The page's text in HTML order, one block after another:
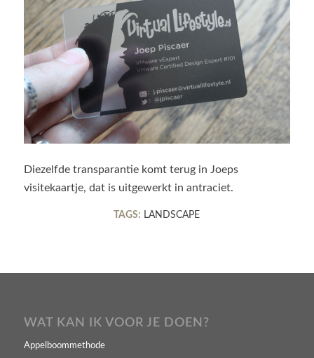
Diezelfde transparantie komt terug in Joeps
visitekaartje, dat is uitgewerkt in antraciet.
TAGS: LANDSCAPE
WAT KAN IK VOOR JE DOEN?
Appelboommethode